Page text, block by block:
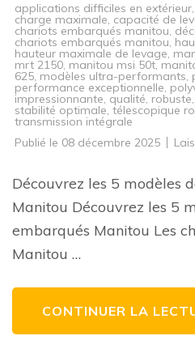
applications difficiles en extérieur,
charge maximale, capacité de
chariots embarqués manitou,
chariots embarqués manitou,
hauteur maximale de levage,
mrt 2150, manitou msi 50t,
625, modèles ultra-performants,
performance exceptionnelle,
impressionnante, qualité, robuste,
stabilité optimale, télescopique
transmission intégrale
Publié le 08 décembre 2025
Découvrez les 5 modèles
Manitou Découvrez les 5
embarqués Manitou Les
Manitou …
CONTINUER LA